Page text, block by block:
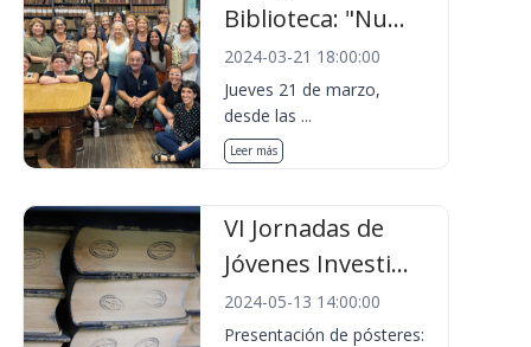
Biblioteca: "Nu...
2024-03-21 18:00:00
Jueves 21 de marzo,
desde las ...
Leer más
VI Jornadas de
Jóvenes Investi...
2024-05-13 14:00:00
Presentación de pósteres: